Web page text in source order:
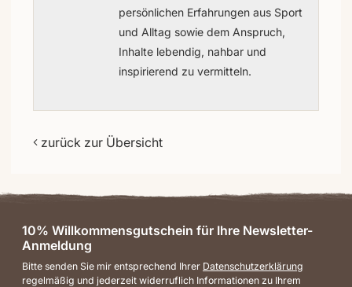
persönlichen Erfahrungen aus Sport
und Alltag sowie dem Anspruch,
Inhalte lebendig, nahbar und
inspirierend zu vermitteln.
zurück zur Übersicht
10% Willkommensgutschein für Ihre Newsletter-
Anmeldung
Bitte senden Sie mir entsprechend Ihrer Datenschutzerklärung
regelmäßig und jederzeit widerruflich Informationen zu Ihrem